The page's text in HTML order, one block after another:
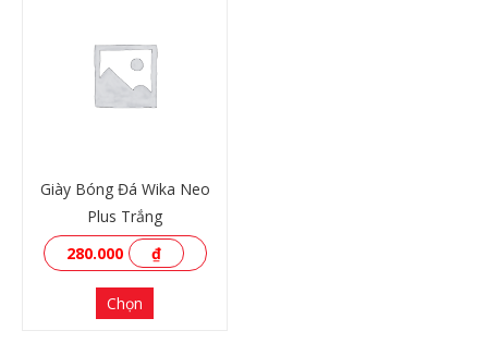
XEM THÊM
Giày Bóng Đá Wika Neo
Plus Trắng
280.000
₫
Chọn